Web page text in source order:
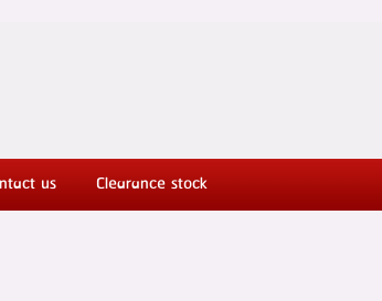
spareparts
us Clearance stock